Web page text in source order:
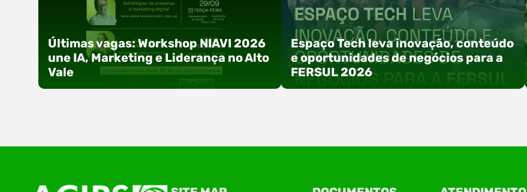
Últimas vagas: Workshop NIAVI 2026
une IA, Marketing e Liderança no Alto
Vale
Com o objetivo de impulsionar a produtividade, a
Espaço Tech leva inovação, conteúdo
e oportunidades de negócios para a
FERSUL 2026
A 15ª FERSUL – Feira Multissetorial do Alto Vale